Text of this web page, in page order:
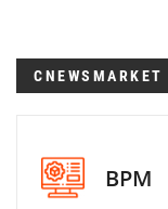
CNEWSMARKET
BPM